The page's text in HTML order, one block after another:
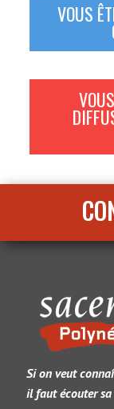
VOUS
Si on veut
il faut écouter